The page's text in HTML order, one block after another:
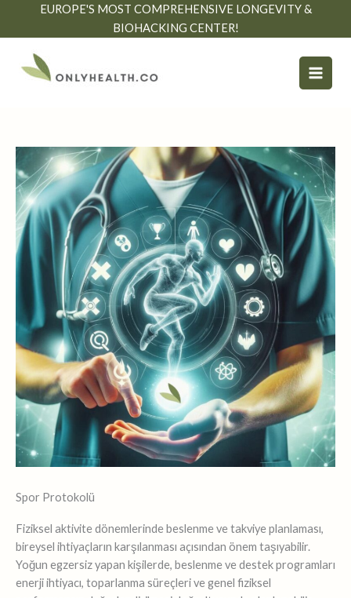
EUROPE'S MOST COMPREHENSIVE LONGEVITY &
BIOHACKING CENTER!
Spor Protokolü
Fiziksel aktivite dönemlerinde beslenme ve takviye planlaması,
bireysel ihtiyaçların karşılanması açısından önem taşıyabilir.
Yoğun egzersiz yapan kişilerde, beslenme ve destek programları
enerji ihtiyacı, toparlanma süreçleri ve genel fiziksel